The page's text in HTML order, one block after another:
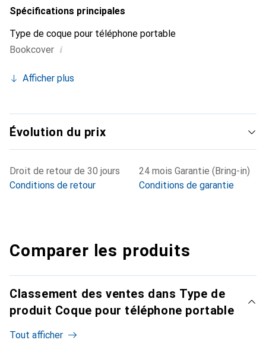
Spécifications principales
Type de coque pour téléphone portable
Bookcover i
Afficher plus
Évolution du prix
Droit de retour de 30 jours
Conditions de retour
24 mois Garantie (Bring-in)
Conditions de garantie
Comparer les produits
Classement des ventes dans Type de
produit Coque pour téléphone portable
Tout afficher